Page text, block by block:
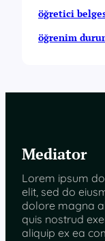
öğretici
öğrenim
Mediator
Lorem ipsum
elit, sed do
dolore magna
quis nostrud
aliquip ex ea